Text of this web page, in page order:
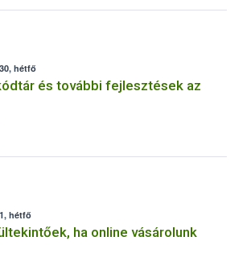
hétfő
és további fejlesztések az
hétfő
ha online vásárolunk